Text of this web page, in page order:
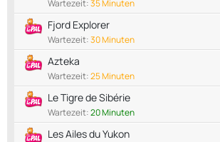
Wartezeit:35 Minuten
Fjord Explorer
Wartezeit:30 Minuten
Azteka
Wartezeit:25 Minuten
Le Tigre de Sibérie
Wartezeit:20 Minuten
Les Ailes du Yukon